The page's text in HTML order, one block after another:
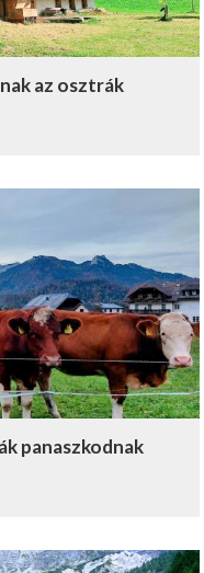
az osztrák
panaszkodnak